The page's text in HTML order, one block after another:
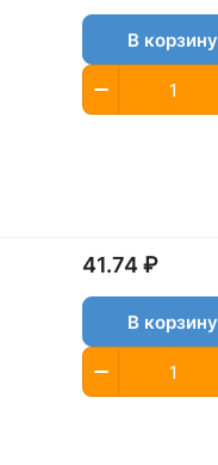
В корзину
41.74 ₽
В корзину